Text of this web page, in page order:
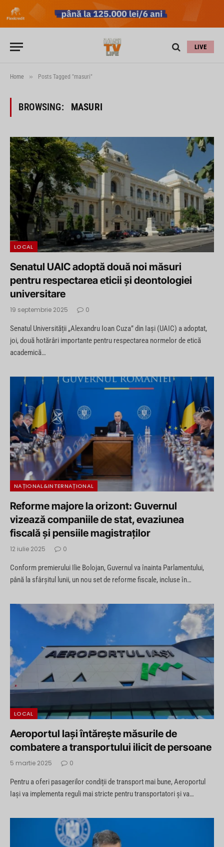
LIVE
Home » Posts Tagged "masuri"
BROWSING: MASURI
LOCAL
Senatul UAIC adoptă două noi măsuri
pentru respectarea eticii și deontologiei
universitare
19 septembrie 2025 0
Senatul Universității „Alexandru Ioan Cuza” din Iași (UAIC) a adoptat,
joi, două hotărâri importante pentru respectarea normelor de etică
academică…
NAȚIONAL&INTERNAȚIONAL
Reforme majore la orizont: Guvernul
vizează companiile de stat, evaziunea
fiscală și pensiile magistraților
12 iulie 2025 0
Conform premierului Ilie Bolojan, Guvernul va înainta Parlamentului,
până la sfârșitul lunii, un nou set de reforme fiscale, incluse în…
LOCAL
Aeroportul Iași întărește măsurile de
combatere a transportului ilicit de persoane
5 martie 2025 0
Pentru a oferi pasagerilor condiții de transport mai bune, Aeroportul
Iași va implementa reguli mai stricte pentru transportatori și va…